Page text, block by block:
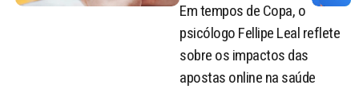
Em tempos de Copa, o
psicólogo Fellipe Leal reflete
sobre os impactos das
apostas online na saúde